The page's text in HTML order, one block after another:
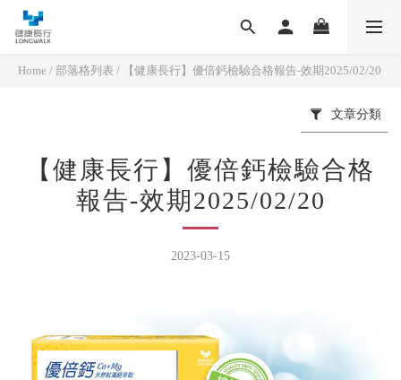
Home / 部落格列表 / 【健康長行】優倍鈣檢驗合格報告-效期2025/02/20
文章分類
【健康長行】優倍鈣檢驗合格
報告-效期2025/02/20
2023-03-15